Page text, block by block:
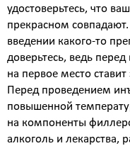
удостоверьтесь, что
прекрасном
введении какого-то
доверьтесь, ведь
на первое место
Перед проведением
повышенной
на компоненты
алкоголь и